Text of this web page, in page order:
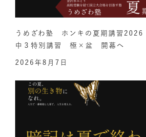
うめざわ塾 ホンキの夏期講習
中３特別講習 極×盆 開幕へ
2026年8月7日